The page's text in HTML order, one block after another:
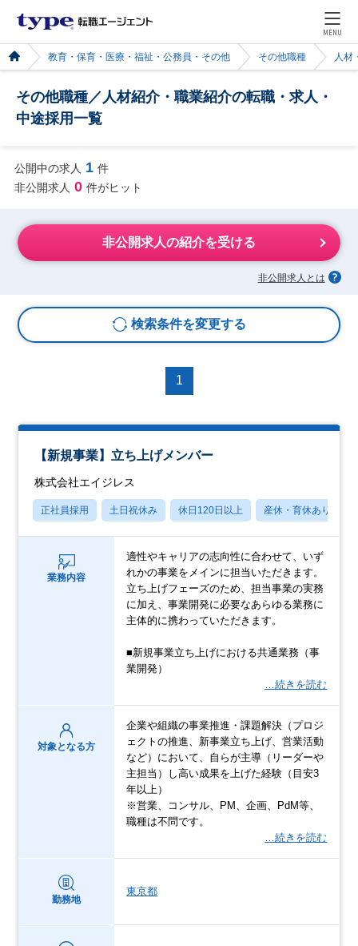
MENU
教育・保育・医療・福祉・公務員・その他 その他職種 人材
その他職種／人材紹介・職業紹介の転職・求人・
中途採用一覧
公開中の求人 1 件
非公開求人 0 件がヒット
非公開求人の紹介を受ける
非公開求人とは
検索条件を変更する
1
【新規事業】立ち上げメンバー
株式会社エイジレス
正社員採用 土日祝休み 休日120日以上 産休・育休あり
業務内容
適性やキャリアの志向性に合わせて、いず
れかの事業をメインに担当いただきます。
立ち上げフェーズのため、担当事業の実務
に加え、事業開発に必要なあらゆる業務に
主体的に携わっていただきます。
■新規事業立ち上げにおける共通業務（事
業開発）
…続きを読む
対象となる方
企業や組織の事業推進・課題解決（プロジ
ェクトの推進、新事業立ち上げ、営業活動
など）において、自らが主導（リーダーや
主担当）し高い成果を上げた経験（目安3
年以上）
※営業、コンサル、PM、企画、PdM等、
職種は不問です。
…続きを読む
勤務地
東京都